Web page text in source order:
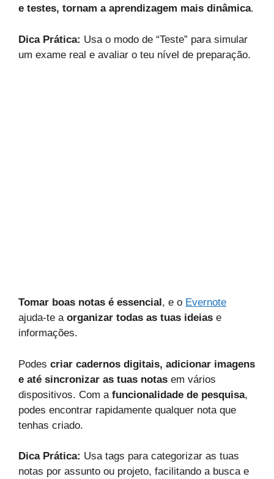
e testes, tornam a aprendizagem mais dinâmica.
Dica Prática: Usa o modo de “Teste” para simular
um exame real e avaliar o teu nível de preparação.
Tomar boas notas é essencial , e o Evernote
ajuda-te a organizar todas as tuas ideias e
informações.
Podes criar cadernos digitais, adicionar imagens
e até sincronizar as tuas notas em vários
dispositivos. Com a funcionalidade de pesquisa,
podes encontrar rapidamente qualquer nota que
tenhas criado.
Dica Prática: Usa tags para categorizar as tuas
notas por assunto ou projeto, facilitando a busca e